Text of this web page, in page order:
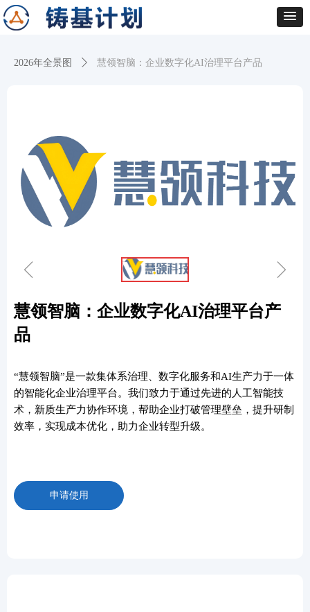
ꁆ ꁇ
慧领智脑：企业数字化AI治理平台产
品
“慧领智脑”是一款集体系治理、数字化服务和AI生产力于一体
的智能化企业治理平台。我们致力于通过先进的人工智能技
术，新质生产力协作环境，帮助企业打破管理壁垒，提升研制
效率，实现成本优化，助力企业转型升级。
申请使用
2026年全景图 ꄲ 慧领智脑：企业数字化AI治理平台产品